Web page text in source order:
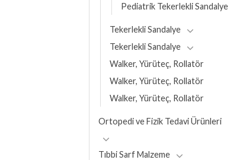
Pediatrik Tekerlekli Sandalye
Tekerlekli Sandalye
Tekerlekli Sandalye
Walker, Yürüteç, Rollatör
Walker, Yürüteç, Rollatör
Walker, Yürüteç, Rollatör
Ortopedi ve Fizik Tedavi Ürünleri
Tıbbi Sarf Malzeme